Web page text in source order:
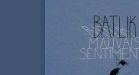
Install Apple Music